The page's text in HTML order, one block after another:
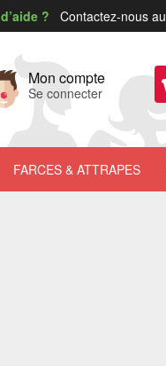
? Contactez-nous au
Mon compte
Se connecter
FARCES & ATTRAPES